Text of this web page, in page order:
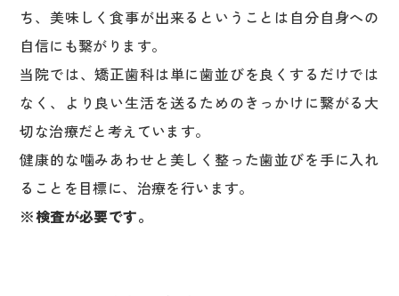
ち、美味しく食事が出来るということは自分自身への
自信にも繋がります。
当院では、矯正歯科は単に歯並びを良くするだけでは
なく、より良い生活を送るためのきっかけに繋がる大
切な治療だと考えています。
健康的な噛みあわせと美しく整った歯並びを手に入れ
ることを目標に、治療を行います。
※検査が必要です。